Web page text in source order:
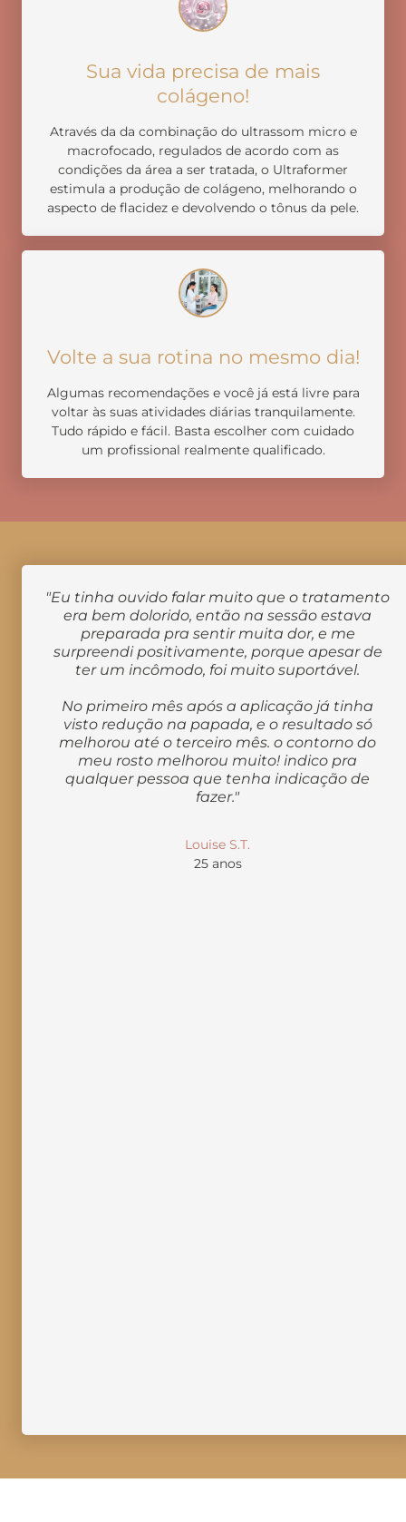
Sua vida precisa de mais
colágeno!
Através da da combinação do ultrassom micro e
macrofocado, regulados de acordo com as
condições da área a ser tratada, o Ultraformer
estimula a produção de colágeno, melhorando o
aspecto de flacidez e devolvendo o tônus da pele.
Volte a sua rotina no mesmo dia!
Algumas recomendações e você já está livre para
voltar às suas atividades diárias tranquilamente.
Tudo rápido e fácil. Basta escolher com cuidado
um profissional realmente qualificado.
"Eu tinha ouvido falar muito que o tratamento
era bem dolorido, então na sessão estava
preparada pra sentir muita dor, e me
surpreendi positivamente, porque apesar de
ter um incômodo, foi muito suportável.
No primeiro mês após a aplicação já tinha
visto redução na papada, e o resultado só
melhorou até o terceiro mês. o contorno do
meu rosto melhorou muito! indico pra
qualquer pessoa que tenha indicação de
fazer."
Louise S.T.
25 anos